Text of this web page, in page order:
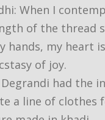
When I
of the thread
hands, my heart
of joy.
had the
a line of clothes